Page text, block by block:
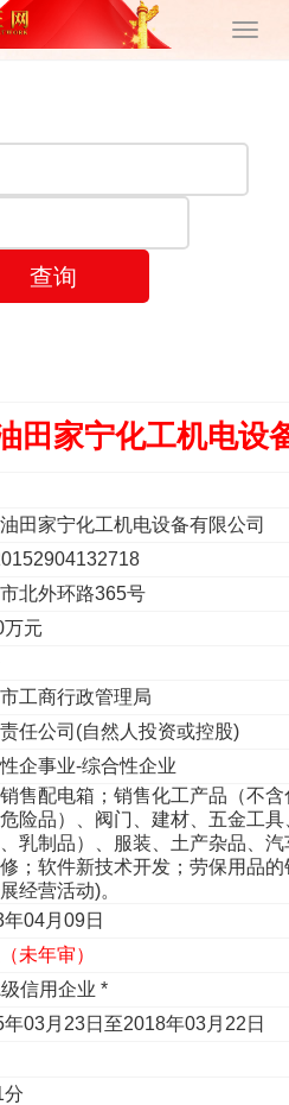
查询
田家宁化工机电设
田家宁化工机电设备有限公司
北外环路365号
万元
工商行政管理局
任公司(自然人投资或控股)
企事业-综合性企业
售配电箱；销售化工产品（不
险品）、阀门、建材、五金工
乳制品）、服装、土产杂品、
；软件新技术开发；劳保用品
经营活动)。
年04月09日
未年审）
信用企业 *
年03月23日至2018年03月22日
分